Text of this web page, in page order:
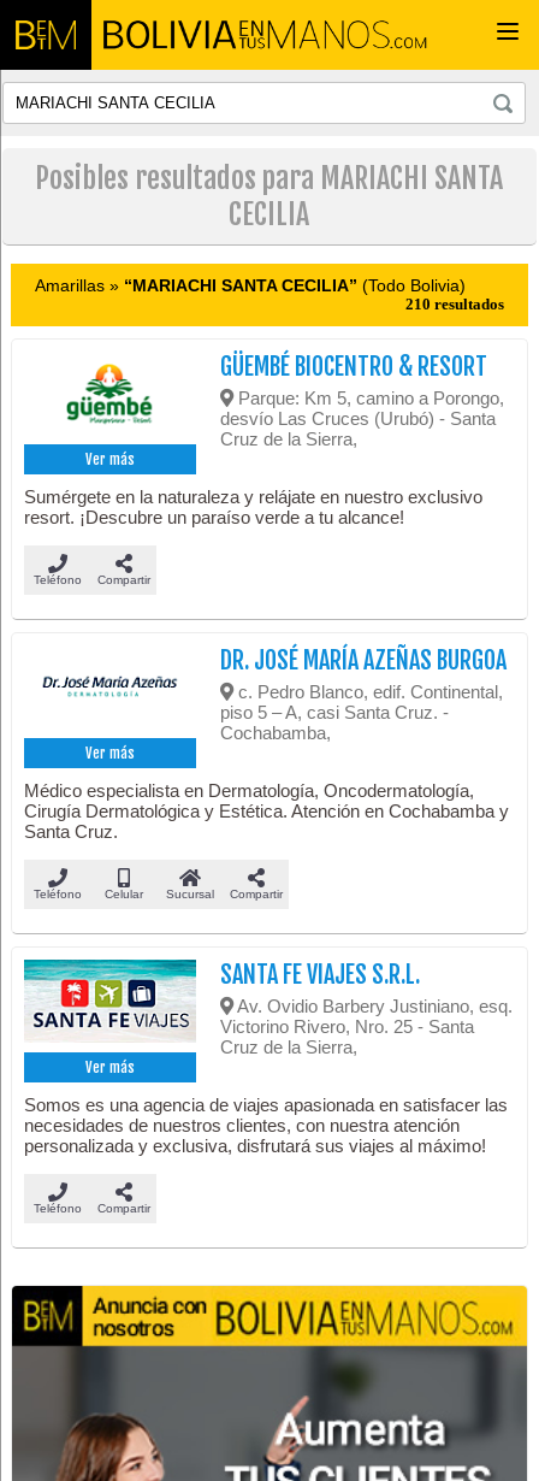
Posibles resultados para MARIACHI SANTA
CECILIA
Amarillas » “MARIACHI SANTA CECILIA” (Todo Bolivia)
210 resultados
Ver más
GÜEMBÉ BIOCENTRO & RESORT
Parque: Km 5, camino a Porongo,
desvío Las Cruces (Urubó) - Santa
Cruz de la Sierra,
Sumérgete en la naturaleza y relájate en nuestro exclusivo
resort. ¡Descubre un paraíso verde a tu alcance!
Teléfono Compartir
Ver más
DR. JOSÉ MARÍA AZEÑAS BURGOA
c. Pedro Blanco, edif. Continental,
piso 5 – A, casi Santa Cruz. -
Cochabamba,
Médico especialista en Dermatología, Oncodermatología,
Cirugía Dermatológica y Estética. Atención en Cochabamba y
Santa Cruz.
Teléfono Celular Sucursal Compartir
Ver más
SANTA FE VIAJES S.R.L.
Av. Ovidio Barbery Justiniano, esq.
Victorino Rivero, Nro. 25 - Santa
Cruz de la Sierra,
Somos es una agencia de viajes apasionada en satisfacer las
necesidades de nuestros clientes, con nuestra atención
personalizada y exclusiva, disfrutará sus viajes al máximo!
Teléfono Compartir